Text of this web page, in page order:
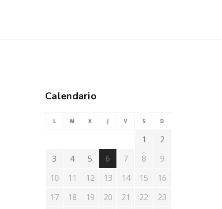
Calendario
L M X J V S D
1
2
3
4 5 6 7 8
9
10
11 12 13 14 15
16
17
18 19 20 21 22
23